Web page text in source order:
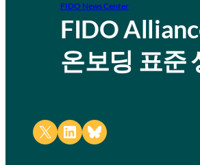
FIDO News Center
FIDO
온보딩 표준
Share on X Share on LinkedIn
Share on Bluesky